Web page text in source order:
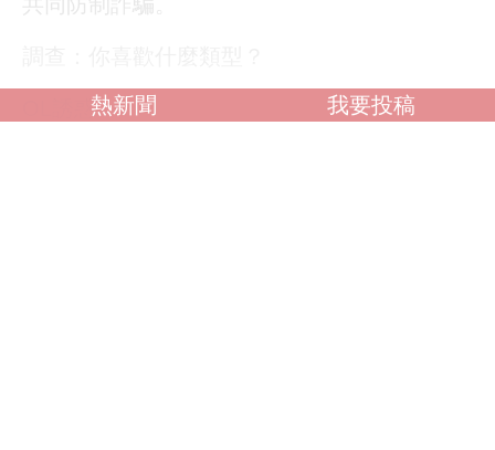
共同防制詐騙。
OL誘惑熱新聞 我要投稿